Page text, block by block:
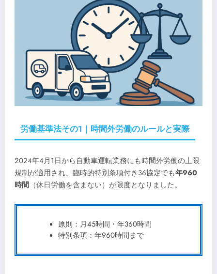
労働基準法その1｜時間外労働のルールと実際
2024年4月1日から自動車運転業務にも時間外労働の上限
規制が適用され、臨時的特別条項付き36協定でも年960
時間 （休日労働を含まない）が限度となりました。
原則：月45時間・年360時間
特別条項：年960時間まで